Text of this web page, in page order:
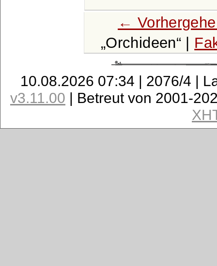
←
Orchideen
10.08.2026 07:34 | 2076/4 |
v3.11.00 | Betreut von 2001-